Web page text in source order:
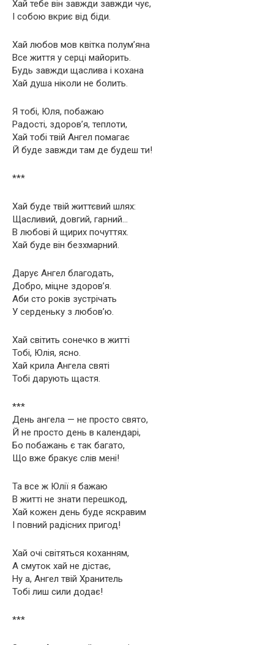
Хай тебе він завжди завжди чує,
І собою вкриє від біди.
Хай любов мов квітка полум’яна
Все життя у серці майорить.
Будь завжди щаслива і кохана
Хай душа ніколи не болить.
Я тобі, Юля, побажаю
Радості, здоров’я, теплоти,
Хай тобі твій Ангел помагає
Й буде завжди там де будеш ти!
***
Хай буде твій життєвий шлях:
Щасливий, довгий, гарний…
В любові й щирих почуттях.
Хай буде він безхмарний.
Дарує Ангел благодать,
Добро, міцне здоров’я.
Аби сто років зустрічать
У серденьку з любов’ю.
Хай світить сонечко в житті
Тобі, Юлія, ясно.
Хай крила Ангела святі
Тобі дарують щастя.
***
День ангела — не просто свято,
Й не просто день в календарі,
Бо побажань є так багато,
Що вже бракує слів мені!
Та все ж Юлії я бажаю
В житті не знати перешкод,
Хай кожен день буде яскравим
І повний радісних пригод!
Хай очі світяться коханням,
А смуток хай не дістає,
Ну а, Ангел твій Хранитель
Тобі лиш сили додає!
***